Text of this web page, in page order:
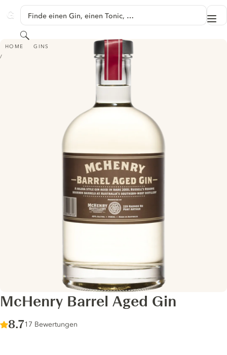
GINVENTORY
Finde einen Gin, einen Tonic, …
Suchen
HOME GINS
MCHENRY BARREL AGED GIN
McHenry Barrel Aged Gin
Score :
8.7/ 10
17 Bewertungen